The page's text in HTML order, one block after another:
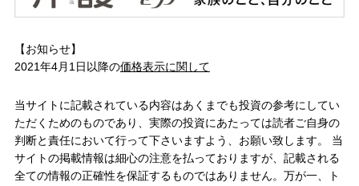
【お知らせ】
2021年4月1日以降の価格表示に関して
当サイトに記載されている内容はあくまでも投資の参考にしてい
ただくためのものであり、実際の投資にあたっては読者ご自身の
判断と責任において行って下さいますよう、お願い致します。 当
サイトの掲載情報は細心の注意を払っておりますが、記載される
全ての情報の正確性を保証するものではありません。万が一、ト